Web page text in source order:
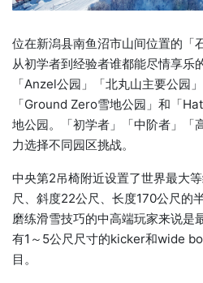
位在新潟县南鱼沼市山间位置的「
从初学者到经验者谁都能尽情享乐
「Anzel公园」「北丸山主要公园
「Ground Zero雪地公园」和「
地公园。「初学者」「中阶者」「
力选择不同园区挑战。
中央第2吊椅附近设置了世界最大
尺、斜度22公尺、长度170公尺的
磨练滑雪技巧的中高端玩家来说是
有1～5公尺尺寸的kicker和wide
目。